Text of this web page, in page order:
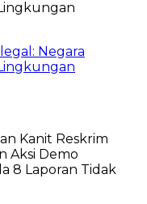
Negara